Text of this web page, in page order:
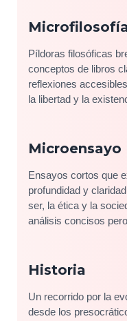
Píldoras filosóficas
conceptos de libros
reflexiones
la libertad y la
Microensayo
Ensayos cortos que
profundidad y
ser, la ética y la
análisis concisos
Historia
Un recorrido por la
desde los